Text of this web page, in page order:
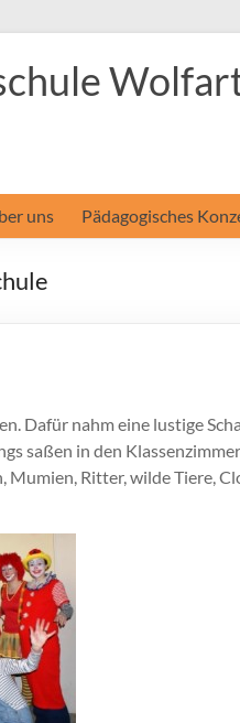
uns Pädagogisches
Dafür nahm eine lustige
saßen in den
Mumien, Ritter, wilde Tiere,